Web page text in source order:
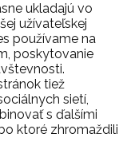
ukladajú vo
užívateľskej
používame na
poskytovanie
tiež
sietí,
s ďalšími
ktoré zhromaždili